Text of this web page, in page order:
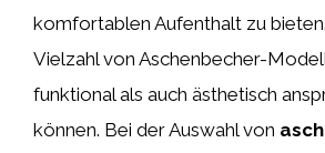
komfortablen Aufenthalt zu
Vielzahl von Aschenbecher-
funktional als auch ästhetisch
können. Bei der Auswahl von